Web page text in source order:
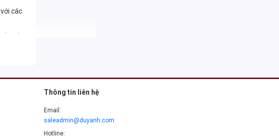
các
nên
Thông tin liên hệ
Email:
saleadmin@duyanh.com
Hotline: